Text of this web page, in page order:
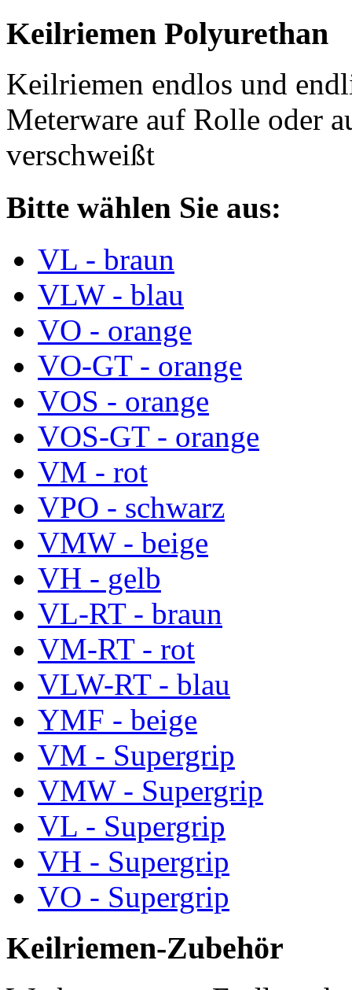
Keilriemen Polyurethan
Keilriemen endlos und
Meterware auf Rolle oder
verschweißt
Bitte wählen Sie aus:
VL - braun
VLW - blau
VO - orange
VO-GT - orange
VOS - orange
VOS-GT - orange
VM - rot
VPO - schwarz
VMW - beige
VH - gelb
VL-RT - braun
VM-RT - rot
VLW-RT - blau
YMF - beige
VM - Supergrip
VMW - Supergrip
VL - Supergrip
VH - Supergrip
VO - Supergrip
Keilriemen-Zubehör